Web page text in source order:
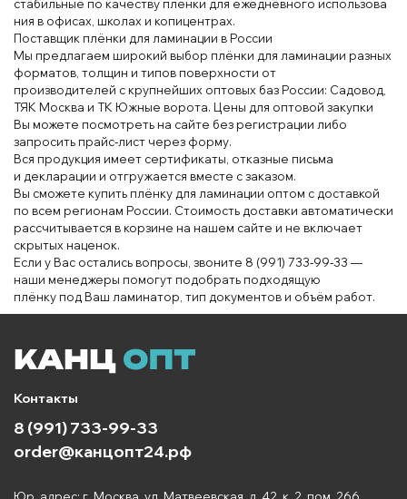
стабильные по качеству плёнки для ежедневного использова
ния в офисах , школах и копицентрах.
Поставщик плёнки для ламинации в России
Мы предлагаем широкий выбор плёнки для ламинации разных
форматов , толщин и типов поверхности от
производителей с крупнейших оптовых баз России: Садовод,
ТЯК Москва и ТК Южные ворота. Цены для оптовой закупки
Вы можете посмотреть на сайте без регистрации либо
запросить прайс‑лист через форму.
Вся продукция имеет сертификаты, отказные письма
и декларации и отгружается вместе с заказом.
Вы сможете купить плёнку для ламинации оптом с доставкой
по всем регионам России. Стоимость доставки автоматически
рассчитывается в корзине на нашем сайте и не включает
скрытых наценок.
Если у Вас остались вопросы , звоните 8 (991) 733‑99‑33 —
наши менеджеры помогут подобрать подходящую
плёнку под Ваш ламинатор, тип документов и объём работ.
Контакты
8 (991) 733-99-33
order@канцопт24.рф